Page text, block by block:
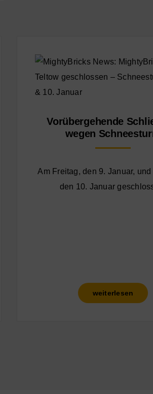
Vorübergehende
wegen
Am Freitag, den 9. Januar, und
den 10. Januar
weiterlesen